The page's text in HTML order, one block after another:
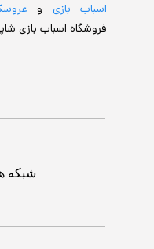
اسباب بازی و
فروشگاه اسباب بازی
شبکه